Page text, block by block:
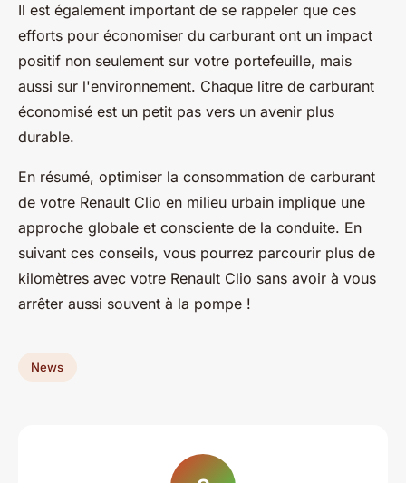
Il est également important de se rappeler que ces
efforts pour économiser du carburant ont un impact
positif non seulement sur votre portefeuille, mais
aussi sur l'environnement. Chaque litre de carburant
économisé est un petit pas vers un avenir plus
durable.
En résumé, optimiser la consommation de carburant
de votre Renault Clio en milieu urbain implique une
approche globale et consciente de la conduite. En
suivant ces conseils, vous pourrez parcourir plus de
kilomètres avec votre Renault Clio sans avoir à vous
arrêter aussi souvent à la pompe !
News